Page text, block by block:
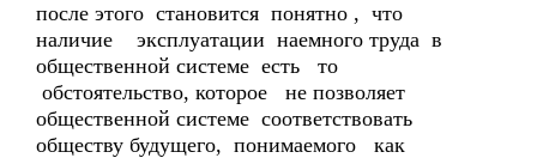
после этого становится понятно , что
наличие эксплуатации наемного труда в
общественной системе есть то
обстоятельство, которое не позволяет
общественной системе соответствовать
обществу будущего, понимаемого как